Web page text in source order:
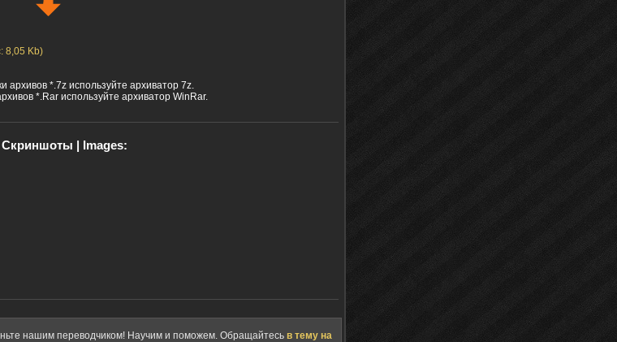
8,05 Kb)
архивов *.7z используйте архиватор 7z.
*.Rar используйте архиватор WinRar.
Скриншоты | Images:
нашим переводчиком! Научим и поможем. Обращайтесь в тему на